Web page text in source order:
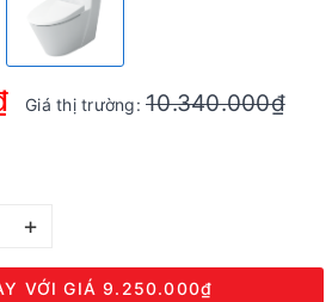
Giá thị trường: 10.340.000₫
+
VỚI GIÁ 9.250.000₫